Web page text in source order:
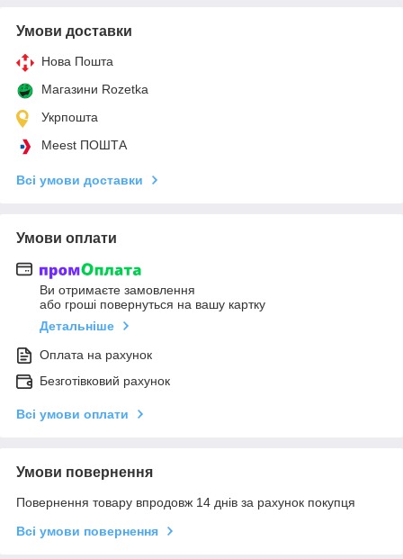
Умови доставки
Нова Пошта
Магазини Rozetka
Укрпошта
Meest ПОШТА
Всі умови доставки
Умови оплати
Ви отримаєте замовлення
або гроші повернуться на вашу картку
Детальніше
Оплата на рахунок
Безготівковий рахунок
Всі умови оплати
Умови повернення
Повернення товару впродовж 14 днів за рахунок покупця
Всі умови повернення